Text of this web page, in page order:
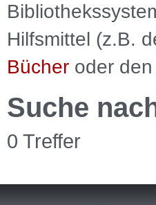
Hilfsmittel (z.B.
Bücher oder
Suche
0 Treffer